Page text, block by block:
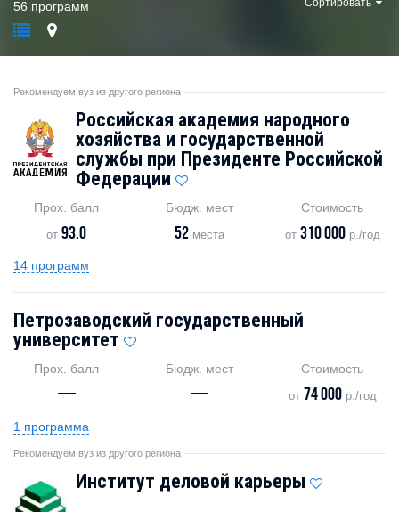
56 программ Сортировать
Рекомендуем вуз из другого региона
Российская академия народного
хозяйства и государственной
службы при Президенте Российской
Федерации
Прох. балл
от93.0
Бюдж. мест
52места
Стоимость
от 310 000р./год
14 программ
Петрозаводский государственный
университет
Прох. балл
—
Бюдж. мест
—
Стоимость
от 74 000р./год
1 программа
Рекомендуем вуз из другого региона
Институт деловой карьеры